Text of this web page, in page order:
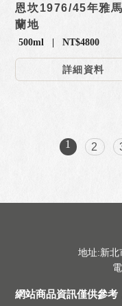
恩坎1976/45年雅
蘭地
500ml | NT$4800
詳細資料
1 2
地址:新北
網站商品資訊僅供參